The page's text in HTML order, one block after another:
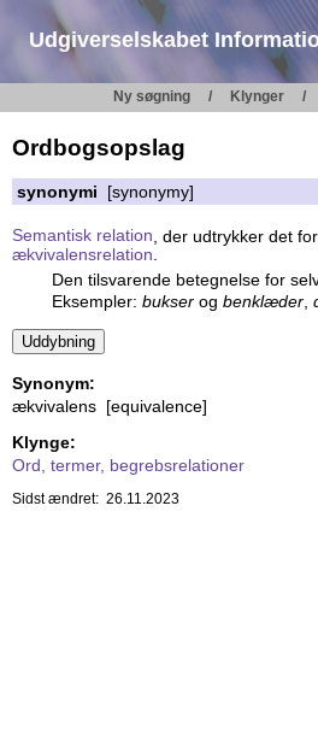
Udgiverselskabet
Ny søgning Klynger
Ordbogsopslag
synonymi [synonymy]
Semantisk relation , der udtrykker det
ækvivalensrelation.
Den tilsvarende betegnelse for
Eksempler: bukserog benklæder,
Synonym:
ækvivalens [equivalence]
Klynge:
Ord, termer, begrebsrelationer
Sidst ændret: 26.11.2023